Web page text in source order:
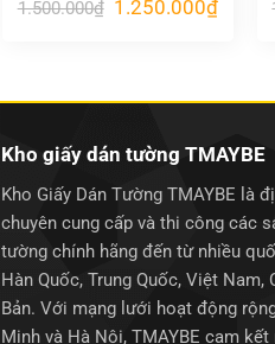
1.500.000₫ Giá
1.250.000₫Giá
Kho giấy dán tường TMAYBE
Kho Giấy Dán Tường TMAYBE là
chuyên cung cấp và thi công các
tường chính hãng đến từ nhiều
Hàn Quốc, Trung Quốc, Việt Nam,
Bản. Với mạng lưới hoạt động
Minh và Hà Nội, TMAYBE cam